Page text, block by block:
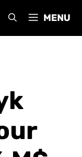
MENU